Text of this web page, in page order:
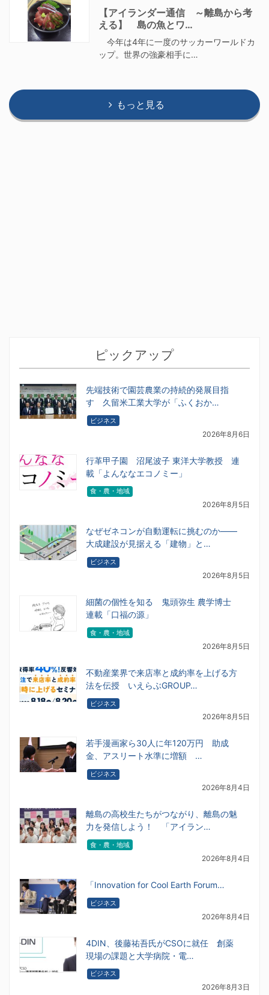
【アイランダー通信 ～離島から考
える】 島の魚とワ…
今年は4年に一度のサッカーワールドカ
ップ。世界の強豪相手に…
もっと見る
ピックアップ
先端技術で園芸農業の持続的発展目指
す 久留米工業大学が「ふくおか…
ビジネス
2026年8月6日
行革甲子園 沼尾波子 東洋大学教授 連
載「よんななエコノミー」
食・農・地域
2026年8月5日
なぜゼネコンが自動運転に挑むのか――
大成建設が見据える「建物」と…
ビジネス
2026年8月5日
細菌の個性を知る 鬼頭弥生 農学博士
連載「口福の源」
食・農・地域
2026年8月5日
不動産業界で来店率と成約率を上げる方
法を伝授 いえらぶGROUP…
ビジネス
2026年8月5日
若手漫画家ら30人に年120万円 助成
金、アスリート水準に増額 …
ビジネス
2026年8月4日
離島の高校生たちがつながり、離島の魅
力を発信しよう！ 「アイラン…
食・農・地域
2026年8月4日
「Innovation for Cool Earth Forum…
ビジネス
2026年8月4日
4DIN、後藤祐吾氏がCSOに就任 創薬
現場の課題と大学病院・電…
ビジネス
2026年8月3日